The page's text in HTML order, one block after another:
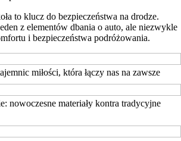
to klucz do bezpieczeństwa na drodze.
z elementów dbania o auto, ale niezwykle
i bezpieczeństwa podróżowania.
miłości, która łączy nas na zawsze
nowoczesne materiały kontra tradycyjne